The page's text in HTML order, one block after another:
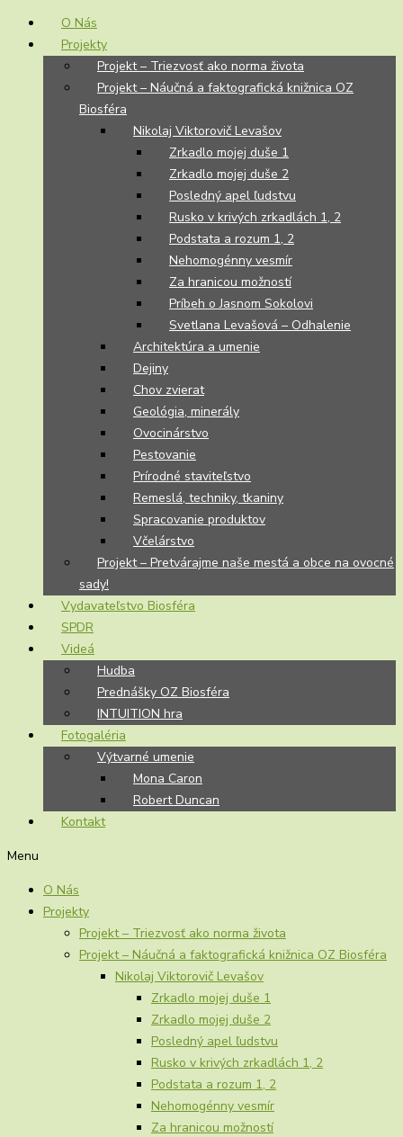
O Nás
Projekty
Projekt – Triezvosť ako norma života
Projekt – Náučná a faktografická knižnica OZ
Biosféra
Nikolaj Viktorovič Levašov
Zrkadlo mojej duše 1
Zrkadlo mojej duše 2
Posledný apel ľudstvu
Rusko v krivých zrkadlách 1, 2
Podstata a rozum 1, 2
Nehomogénny vesmír
Za hranicou možností
Príbeh o Jasnom Sokolovi
Svetlana Levašová – Odhalenie
Architektúra a umenie
Dejiny
Chov zvierat
Geológia, minerály
Ovocinárstvo
Pestovanie
Prírodné staviteľstvo
Remeslá, techniky, tkaniny
Spracovanie produktov
Včelárstvo
Projekt – Pretvárajme naše mestá a obce na ovocné
sady!
Vydavateľstvo Biosféra
SPDR
Videá
Hudba
Prednášky OZ Biosféra
INTUITION hra
Fotogaléria
Výtvarné umenie
Mona Caron
Robert Duncan
Kontakt
Menu
O Nás
Projekty
Projekt – Triezvosť ako norma života
Projekt – Náučná a faktografická knižnica OZ Biosféra
Nikolaj Viktorovič Levašov
Zrkadlo mojej duše 1
Zrkadlo mojej duše 2
Posledný apel ľudstvu
Rusko v krivých zrkadlách 1, 2
Podstata a rozum 1, 2
Nehomogénny vesmír
Za hranicou možností